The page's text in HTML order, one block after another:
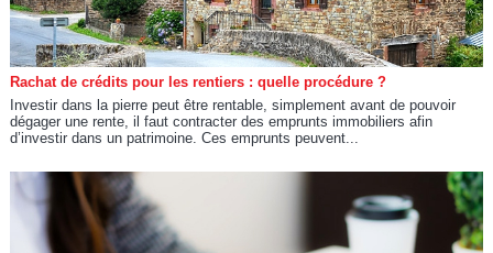
Rachat de crédits pour les rentiers : quelle procédure ?
Investir dans la pierre peut être rentable, simplement avant de pouvoir
dégager une rente, il faut contracter des emprunts immobiliers afin
d’investir dans un patrimoine. Ces emprunts peuvent...